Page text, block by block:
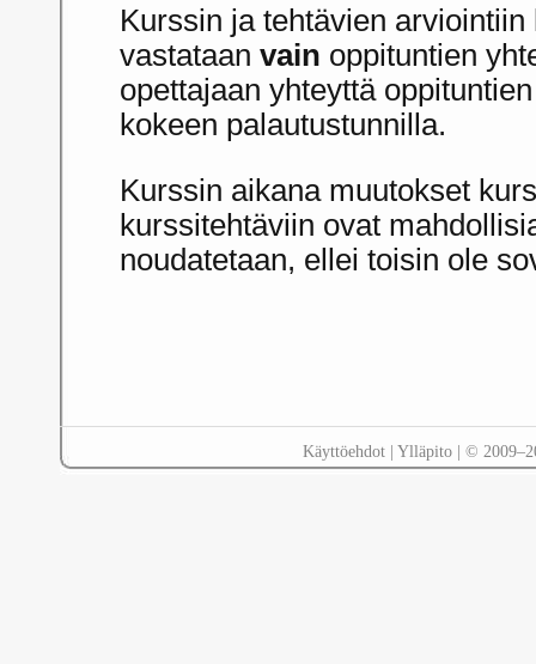
Kurssin ja tehtävien
vastataan vain oppituntien
opettajaan yhteyttä
kokeen palautustunnilla.
Kurssin aikana muutokset
kurssitehtäviin ovat
noudatetaan, ellei toisin ole
Käyttöehdot| Ylläpito| ©